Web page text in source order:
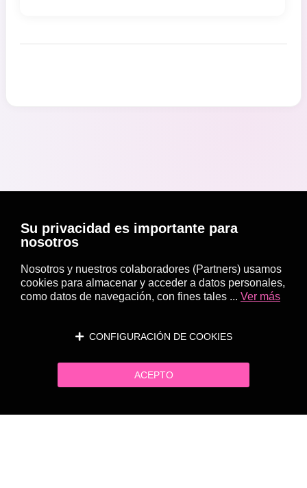
Su privacidad es importante para
nosotros
Nosotros y nuestros colaboradores (Partners) usamos
cookies para almacenar y acceder a datos personales,
como datos de navegación, con fines tales ... Ver más
CONFIGURACIÓN DE COOKIES
ACEPTO